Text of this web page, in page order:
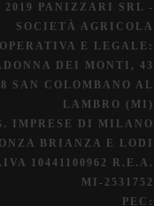
2019 PANIZZARI SRL -
SOCIETÀ AGRICOLA
E LEGALE:
DEI MONTI, 43
SAN COLOMBANO AL
LAMBRO (MI)
IMPRESE DI MILANO
BRIANZA E LODI
10441100962 R.E.A.
MI-2531752
PEC: